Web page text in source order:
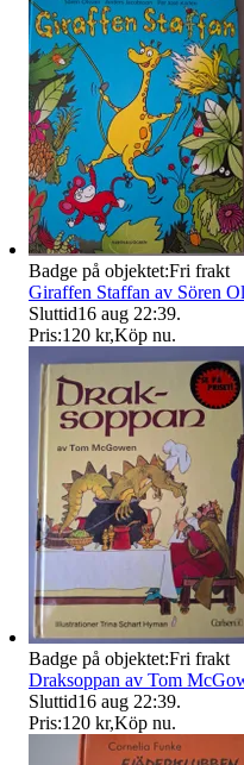
Badge på objektet:Fri frakt
Giraffen Staffan av Sören
Sluttid16 aug 22:39.
Pris:120 kr,Köp nu.
Badge på objektet:Fri frakt
Draksoppan av Tom
Sluttid16 aug 22:39.
Pris:120 kr,Köp nu.